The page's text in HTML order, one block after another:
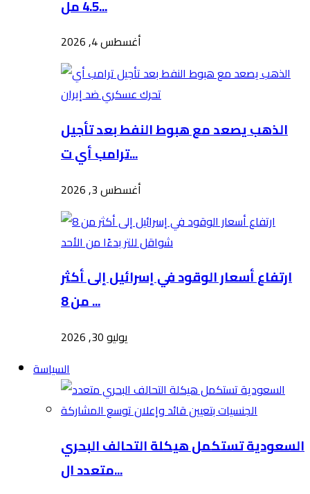
4.5 مل...
أغسطس 4, 2026
الذهب يصعد مع هبوط النفط بعد تأجيل
ترامب أي ت...
أغسطس 3, 2026
ارتفاع أسعار الوقود في إسرائيل إلى أكثر
من 8 ...
يوليو 30, 2026
السياسة
السعودية تستكمل هيكلة التحالف البحري
متعدد ال...